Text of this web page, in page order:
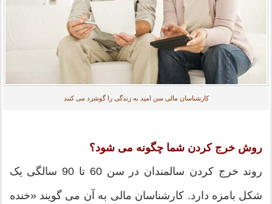
کارشناسان مالی سن امید به زندگی را گوشزد می کنند
روش خرج کردن شما چگونه می شود؟
روند خرج کردن سالمندان در سن 60 تا 90 سالگی یک
شکل بامزه دارد. کارشناسان مالی به آن می گویند «خنده